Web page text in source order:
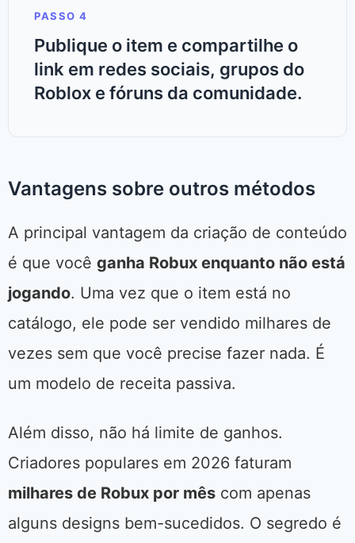
PASSO 4
Publique o item e compartilhe o
link em redes sociais, grupos do
Roblox e fóruns da comunidade.
Vantagens sobre outros métodos
A principal vantagem da criação de conteúdo
é que você ganha Robux enquanto não está
jogando. Uma vez que o item está no
catálogo, ele pode ser vendido milhares de
vezes sem que você precise fazer nada. É
um modelo de receita passiva.
Além disso, não há limite de ganhos.
Criadores populares em 2026 faturam
milhares de Robux por mês com apenas
alguns designs bem-sucedidos. O segredo é